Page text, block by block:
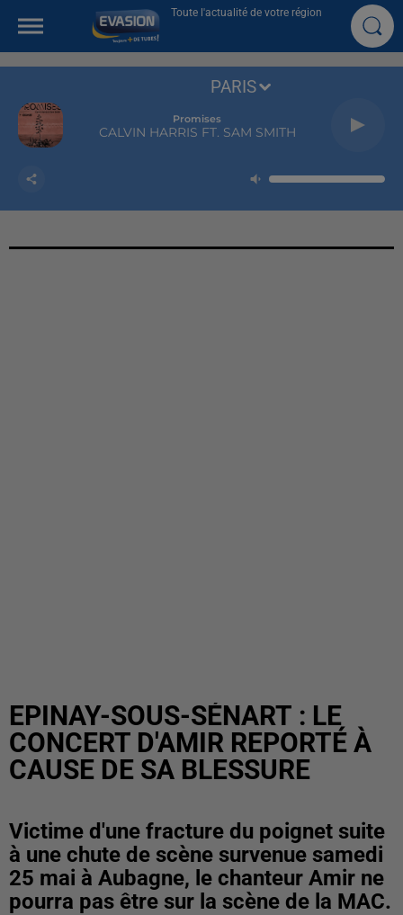
Toute l'actualité de votre région
Promises
CALVIN HARRIS FT. SAM SMITH
PARIS
EPINAY-SOUS-SÉNART : LE
CONCERT D'AMIR REPORTÉ À
CAUSE DE SA BLESSURE
Victime d'une fracture du poignet suite
à une chute de scène survenue samedi
25 mai à Aubagne, le chanteur Amir ne
pourra pas être sur la scène de la MAC.